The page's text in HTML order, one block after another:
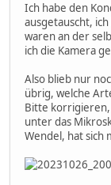
Ich habe den
ausgetauscht,
waren an der
ich die Kamera
Also blieb nur
übrig, welche
Bitte korrigieren,
unter das
Wendel, hat sich